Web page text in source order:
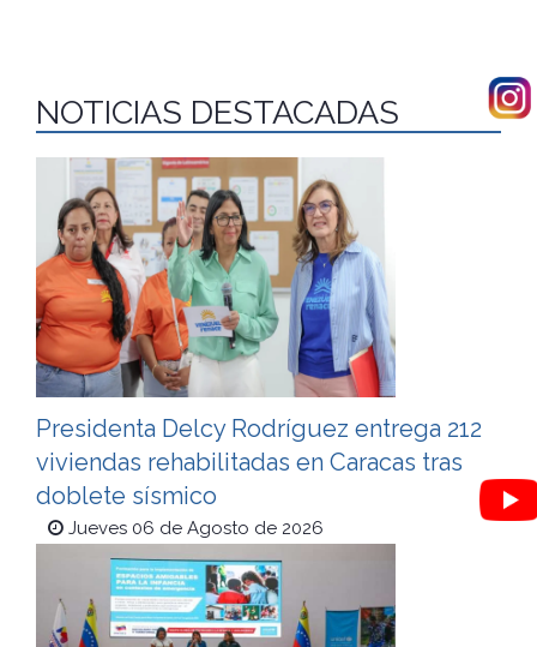
NOTICIAS DESTACADAS
Presidenta Delcy Rodríguez entrega 212
viviendas rehabilitadas en Caracas tras
doblete sísmico
Jueves 06 de Agosto de 2026